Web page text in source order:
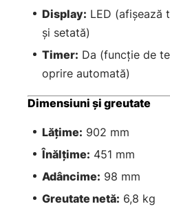
Display: LED (afişează
și setată)
Timer: Da (funcție de
oprire automată)
Dimensiuni și greutate
Lățime: 902 mm
Înălțime: 451 mm
Adâncime: 98 mm
Greutate netă: 6,8 kg